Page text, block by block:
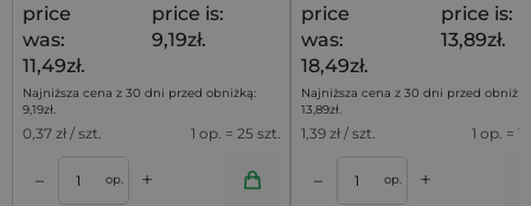
price
was:
11,49zł.
price is:
9,19zł.
Najniższa cena z 30 dni przed obniżką:
9,19zł.
0,37 zł / szt. 1 op. = 25 szt.
– op. +
price
was:
18,49zł.
price is:
13,89zł.
Najniższa cena z 30 dni przed
13,89zł.
1,39 zł / szt. 1 op. =
– op. +
Dodaj do koszyka